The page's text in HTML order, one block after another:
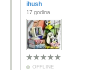
ihush
17 godina
OFFLINE